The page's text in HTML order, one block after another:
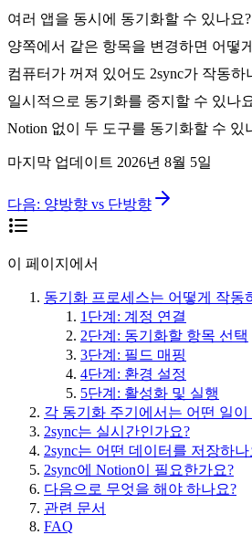
여러 앱을 동시에 동기화할 수 있나요?
양쪽에서 같은 항목을 변경하면 어떻
컴퓨터가 꺼져 있어도 2sync가 작동하
일시적으로 동기화를 중지할 수 있나
Notion 없이 두 도구를 동기화할 수 있
마지막 업데이트 2026년 8월 5일
다음: 양방향 vs 단방향
이 페이지에서
동기화 프로세스는 어떻게 작동
1단계: 계정 연결
2단계: 동기화할 항목 선택
3단계: 필드 매핑
4단계: 환경 설정
5단계: 활성화 및 실행
각 동기화 주기에서는 어떤 일이
2sync는 실시간인가요?
2sync는 어떤 데이터를 저장하나
2sync에 Notion이 필요한가요?
다음으로 무엇을 해야 하나요?
관련 문서
FAQ